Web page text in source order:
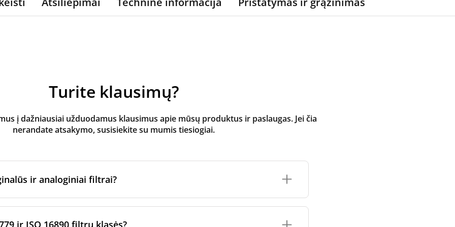
Turite klausimų?
į dažniausiai užduodamus klausimus apie mūsų produktus ir paslaugas. Jei čia
nerandate atsakymo, susisiekite su mumis tiesiogiai.
ir analoginiai filtrai?
per sertifikuotus gamybos partnerius. Jie laikosi konkrečių prekės ženklo
ir ISO 16890 filtrų klasės?